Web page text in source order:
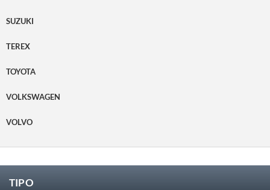
SUZUKI
TEREX
TOYOTA
VOLKSWAGEN
VOLVO
TIPO